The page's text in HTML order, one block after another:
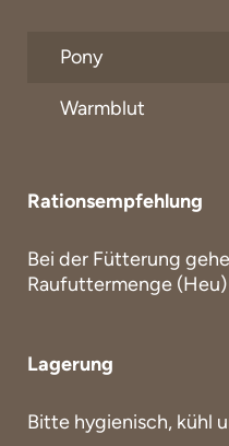
Pony
Warmblut
Rationsempfehlung
Bei der Fütterung
Raufuttermenge
Lagerung
Bitte hygienisch, kühl